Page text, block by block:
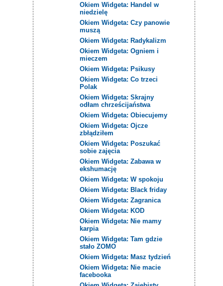
Okiem Widgeta: Handel w
niedzielę
Okiem Widgeta: Czy panowie
muszą
Okiem Widgeta: Radykalizm
Okiem Widgeta: Ogniem i
mieczem
Okiem Widgeta: Psikusy
Okiem Widgeta: Co trzeci
Polak
Okiem Widgeta: Skrajny
odłam chrześcijaństwa
Okiem Widgeta: Obiecujemy
Okiem Widgeta: Ojcze
zbłądziłem
Okiem Widgeta: Poszukać
sobie zajęcia
Okiem Widgeta: Zabawa w
ekshumację
Okiem Widgeta: W spokoju
Okiem Widgeta: Black friday
Okiem Widgeta: Zagranica
Okiem Widgeta: KOD
Okiem Widgeta: Nie mamy
karpia
Okiem Widgeta: Tam gdzie
stało ZOMO
Okiem Widgeta: Masz tydzień
Okiem Widgeta: Nie macie
facebooka